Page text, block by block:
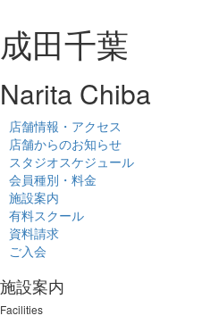
成田千葉
Narita Chiba
店舗情報・アクセス
店舗からのお知らせ
スタジオスケジュール
会員種別・料金
施設案内
有料スクール
資料請求
ご入会
施設案内
Facilities